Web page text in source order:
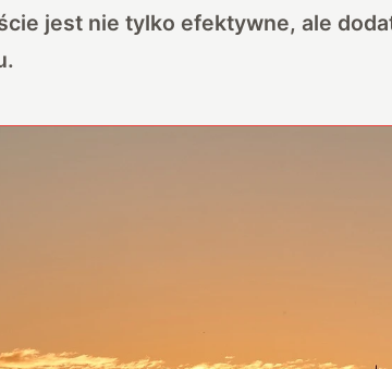
jest nie tylko efektywne, ale